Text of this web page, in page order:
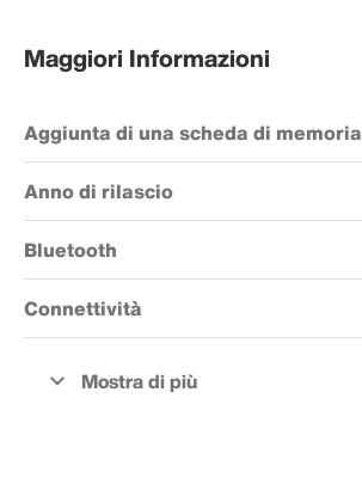
Maggiori Informazioni
Aggiunta di una scheda di memoria
Anno di rilascio
Bluetooth
Connettività